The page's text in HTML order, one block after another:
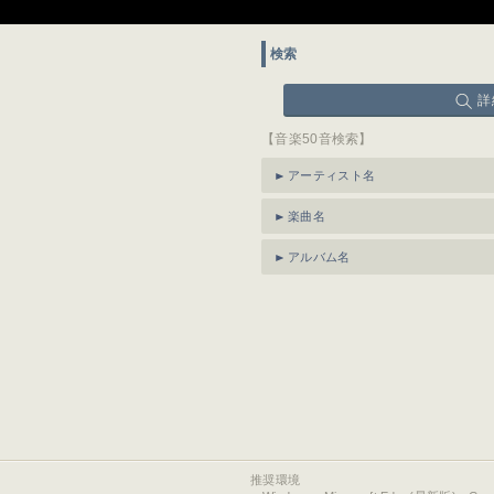
検索
詳
【音楽50音検索】
アーティスト名
楽曲名
アルバム名
推奨環境